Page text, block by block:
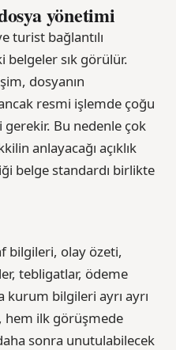
yönetimi
turist bağlantılı
belgeler sık görülür.
dosyanın
ancak resmi işlemde çoğu
Bu nedenle çok
anlayacağı açıklık
belge standardı birlikte
bilgileri, olay özeti,
tebligatlar, ödeme
kurum bilgileri ayrı ayrı
hem ilk görüşmede
sonra unutulabilecek